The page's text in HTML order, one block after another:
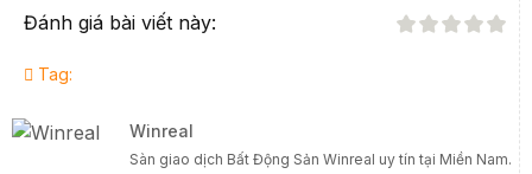
Đánh giá bài viết này:
Tag:
Winreal
Sàn giao dịch Bất Động Sản Winreal uy tín tại Miền Nam.